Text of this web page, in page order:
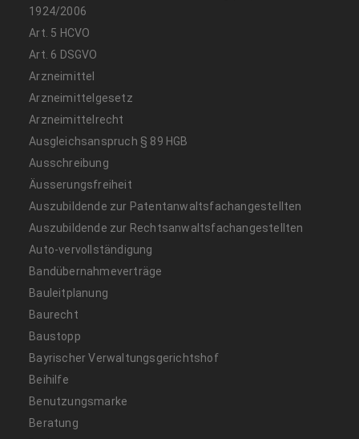
1924/2006
Art. 5 HCVO
Art. 6 DSGVO
Arzneimittel
Arzneimittelgesetz
Arzneimittelrecht
Ausgleichsanspruch § 89 HGB
Ausschreibung
Äusserungsfreiheit
Auszubildende zur Patentanwaltsfachangestellten
Auszubildende zur Rechtsanwaltsfachangestellten
Auto-vervollständigung
Bandübernahmeverträge
Bauleitplanung
Baurecht
Baustopp
Bayrischer Verwaltungsgerichtshof
Beihilfe
Benutzungsmarke
Beratung